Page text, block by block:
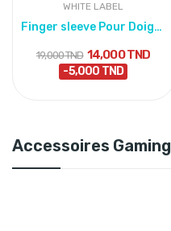
Accessoires Gaming
WHITE LABEL
Finger sleeve Pour Doigts Wasp Feelers pour Jeu...
19,000 TND 14,000 TND
-5,000 TND